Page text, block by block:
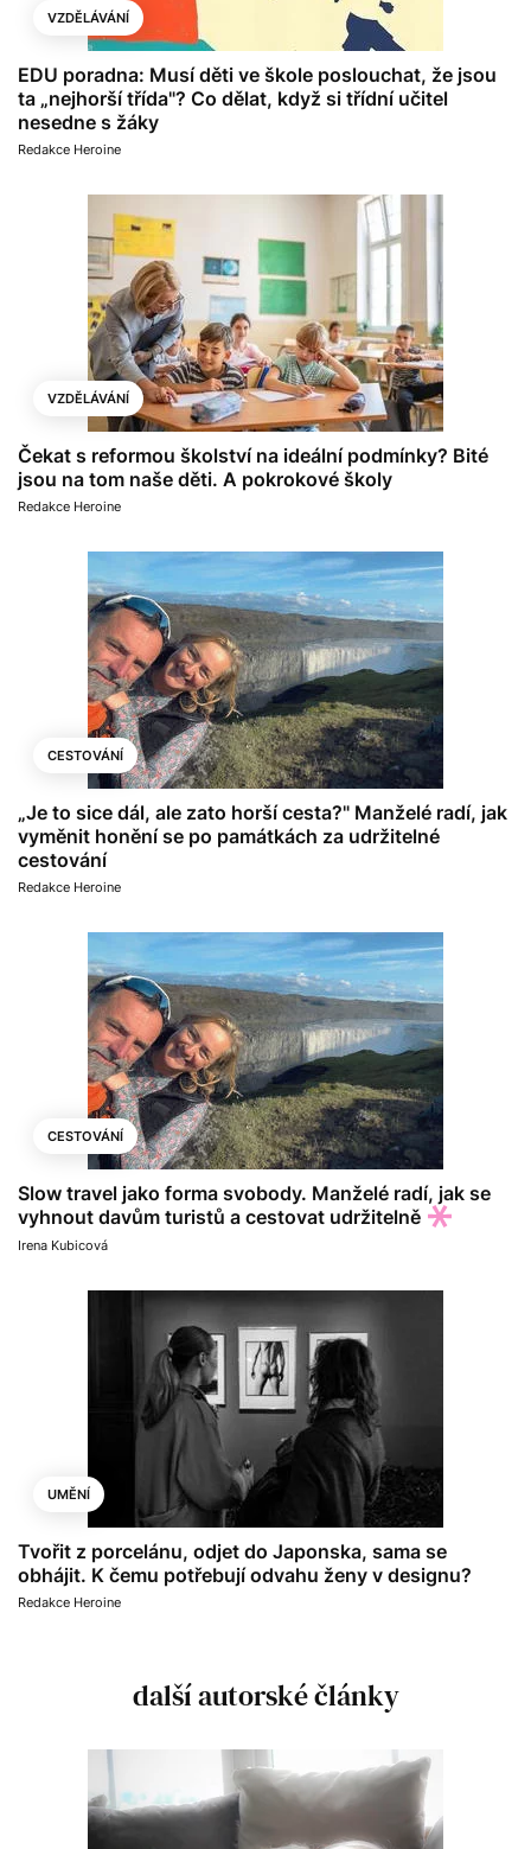
VZDĚLÁVÁNÍ
EDU poradna: Musí děti ve škole poslouchat, že jsou
ta „nejhorší třída"? Co dělat, když si třídní učitel
nesedne s žáky
Redakce Heroine
VZDĚLÁVÁNÍ
Čekat s reformou školství na ideální podmínky? Bité
jsou na tom naše děti. A pokrokové školy
Redakce Heroine
CESTOVÁNÍ
„Je to sice dál, ale zato horší cesta?" Manželé radí, jak
vyměnit honění se po památkách za udržitelné
cestování
Redakce Heroine
CESTOVÁNÍ
Slow travel jako forma svobody. Manželé radí, jak se
vyhnout davům turistů a cestovat udržitelně
Irena Kubicová
UMĚNÍ
Tvořit z porcelánu, odjet do Japonska, sama se
obhájit. K čemu potřebují odvahu ženy v designu?
Redakce Heroine
další autorské články